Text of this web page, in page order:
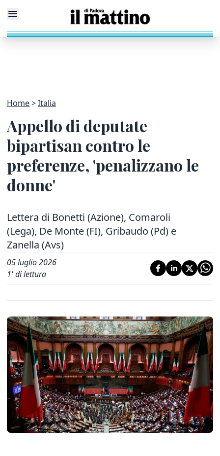
Home Italia
Appello di deputate
bipartisan contro le
preferenze, 'penalizzano le
donne'
Lettera di Bonetti (Azione), Comaroli
(Lega), De Monte (FI), Gribaudo (Pd) e
Zanella (Avs)
05 luglio 2026
1' di lettura